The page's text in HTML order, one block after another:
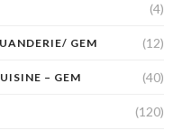
(4)
GEM (12)
– GEM (40)
(120)